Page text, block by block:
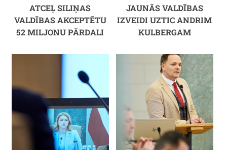
ATCEĻ SILIŅAS
VALDĪBAS AKCEPTĒTU
52 MILJONU PĀRDALI
JAUNĀS VALDĪBAS
IZVEIDI UZTIC ANDRIM
KULBERGAM